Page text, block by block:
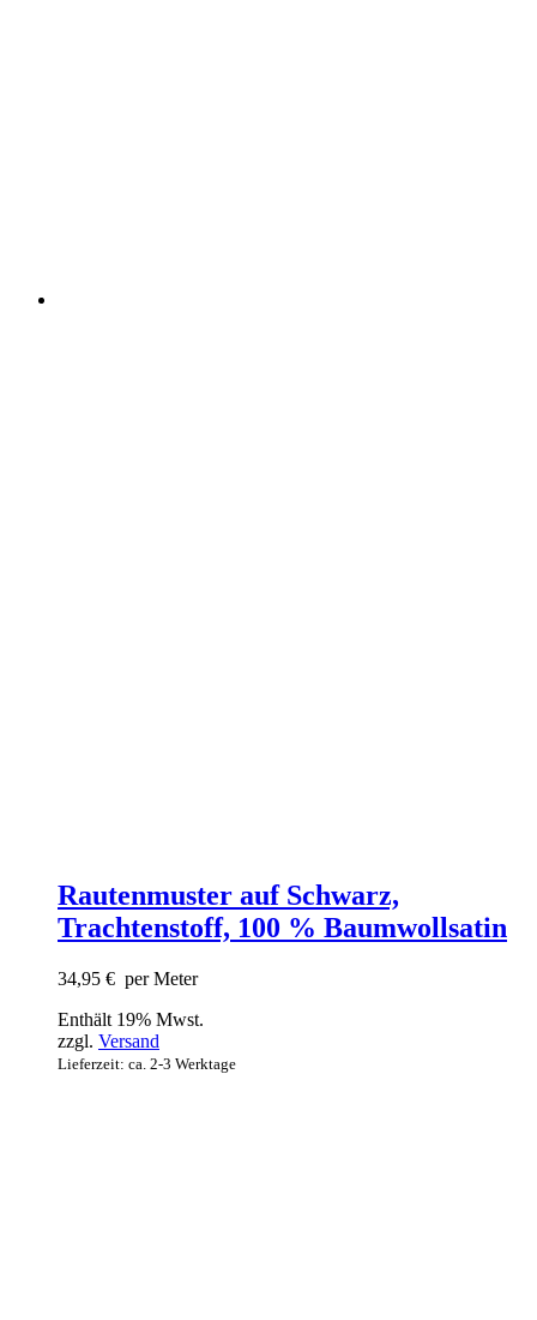
Rautenmuster auf Schwarz,
Trachtenstoff, 100 % Baumwollsatin
34,95 € per Meter
Enthält 19% Mwst.
zzgl. Versand
Lieferzeit: ca. 2-3 Werktage